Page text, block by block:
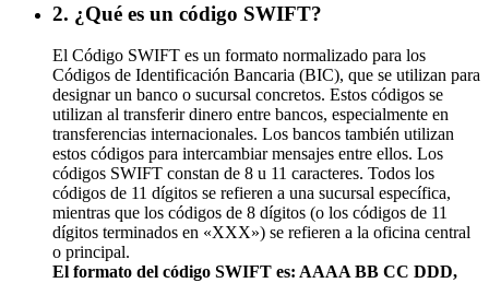
2. ¿Qué es un código SWIFT?
El Código SWIFT es un formato normalizado para los
Códigos de Identificación Bancaria (BIC), que se utilizan para
designar un banco o sucursal concretos. Estos códigos se
utilizan al transferir dinero entre bancos, especialmente en
transferencias internacionales. Los bancos también utilizan
estos códigos para intercambiar mensajes entre ellos. Los
códigos SWIFT constan de 8 u 11 caracteres. Todos los
códigos de 11 dígitos se refieren a una sucursal específica,
mientras que los códigos de 8 dígitos (o los códigos de 11
dígitos terminados en «XXX») se refieren a la oficina central
o principal.
El formato del código SWIFT es: AAAA BB CC DDD,